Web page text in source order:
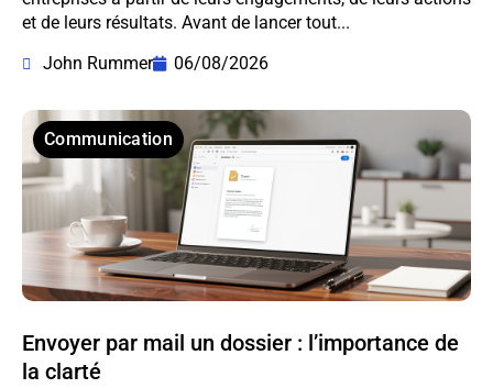
et de leurs résultats. Avant de lancer tout...
John Rummer
06/08/2026
Communication
Envoyer par mail un dossier : l’importance de
la clarté